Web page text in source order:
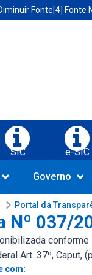
Tupim-BA
do Tupim-BA
Fonte[4] Fonte
Municipal de Boa
SIC e-SIC
Governo
BA
Portal da
Nº 037/
conforme
Art. 37º, Caput,
com: